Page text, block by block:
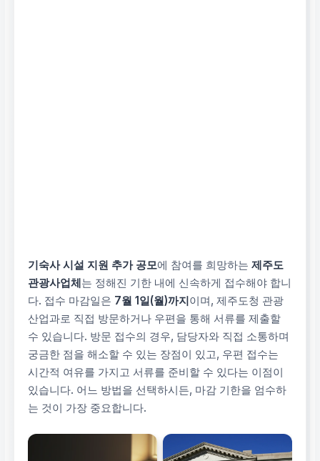
기숙사 시설 지원 추가 공모에 참여를 희망하는제주도
관광사업체는 정해진 기한 내에 신속하게 접수해야 합니
다. 접수 마감일은 7월 1일(월)까지이며, 제주도청 관광
산업과로 직접 방문하거나 우편을 통해 서류를 제출할
수 있습니다. 방문 접수의 경우, 담당자와 직접 소통하며
궁금한 점을 해소할 수 있는 장점이 있고, 우편 접수는
시간적 여유를 가지고 서류를 준비할 수 있다는 이점이
있습니다. 어느 방법을 선택하시든, 마감 기한을 엄수하
는 것이 가장 중요합니다.